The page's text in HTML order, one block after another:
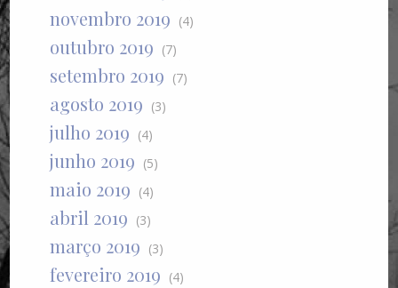
novembro 2019 (4)
outubro 2019 (7)
setembro 2019 (7)
agosto 2019 (3)
julho 2019 (4)
junho 2019 (5)
maio 2019 (4)
abril 2019 (3)
março 2019 (3)
fevereiro 2019 (4)